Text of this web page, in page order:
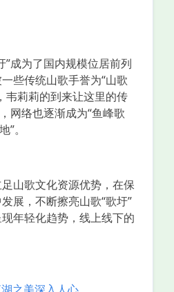
为了国内规模位居前列
些传统山歌手誉为“山歌
韦莉莉的到来让这里的传
网络也逐渐成为“鱼峰歌
。
歌文化资源优势，在保
展，不断擦亮山歌“歌圩”
年轻化趋势，线上线下的